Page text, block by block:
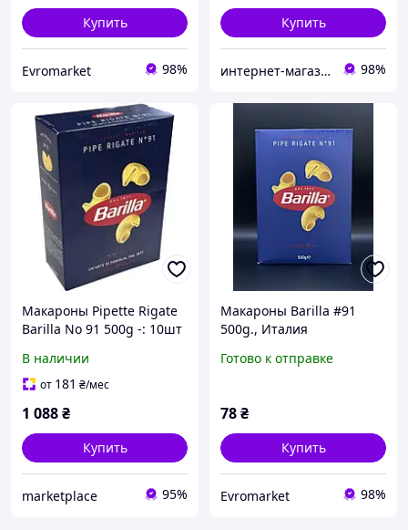
Купить
Evromarket 98%
Купить
интернет-магазин "Chaikoff" 98%
Макароны Pipette Rigate
Barilla No 91 500g -: 10шт
В наличии
от 181 ₴/мес
1 088₴
Купить
marketplace 95%
Макароны Barilla #91
500g., Италия
Готово к отправке
78₴
Купить
Evromarket 98%